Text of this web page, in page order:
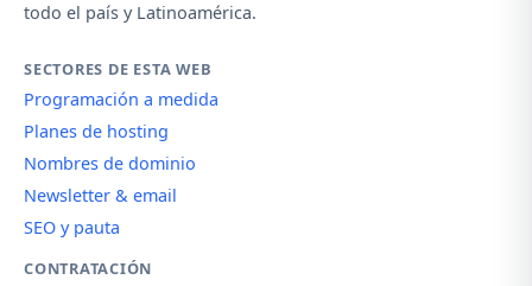
todo el país y Latinoamérica.
SECTORES DE ESTA WEB
Programación a medida
Planes de hosting
Nombres de dominio
Newsletter & email
SEO y pauta
CONTRATACIÓN